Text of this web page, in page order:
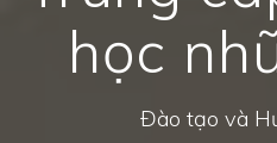
học
Đào tạo và